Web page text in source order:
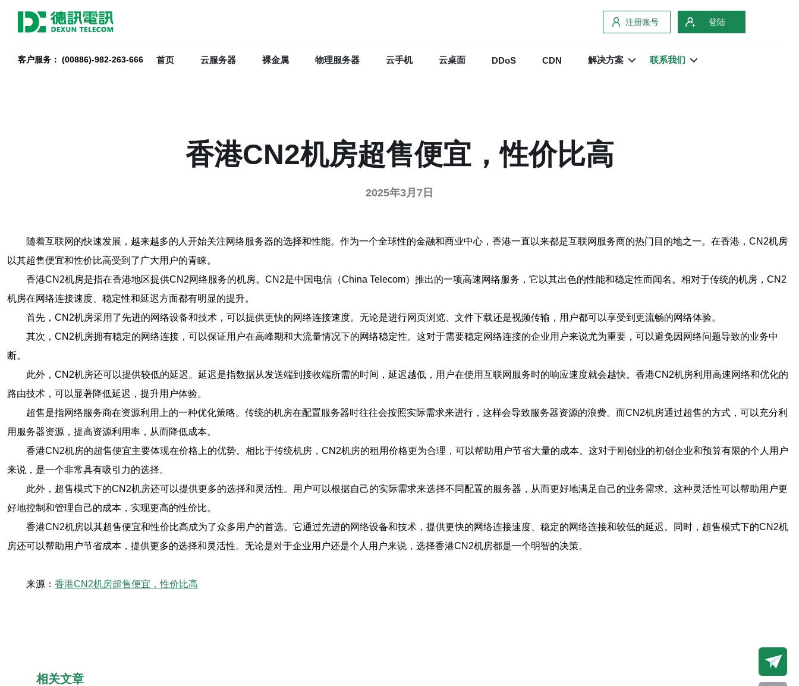
注册账号 登陆
客户服务： (00886)-982-263-666 首页 云服务器 裸金属 物理服务器 云手机 云桌面 DDoS CDN 解决方案 联系我们
香港CN2机房超售便宜，性价比高
2025年3月7日
随着互联网的快速发展，越来越多的人开始关注网络服务器的选择和性能。作为一个全球性的金融和商业中心，香港一直以来都是互联网服务商的热门目的地之一。在香港，CN2机房
以其超售便宜和性价比高受到了广大用户的青睐。
香港CN2机房是指在香港地区提供CN2网络服务的机房。CN2是中国电信（China Telecom）推出的一项高速网络服务，它以其出色的性能和稳定性而闻名。相对于传统的机房，CN2
机房在网络连接速度、稳定性和延迟方面都有明显的提升。
首先，CN2机房采用了先进的网络设备和技术，可以提供更快的网络连接速度。无论是进行网页浏览、文件下载还是视频传输，用户都可以享受到更流畅的网络体验。
其次，CN2机房拥有稳定的网络连接，可以保证用户在高峰期和大流量情况下的网络稳定性。这对于需要稳定网络连接的企业用户来说尤为重要，可以避免因网络问题导致的业务中
断。
此外，CN2机房还可以提供较低的延迟。延迟是指数据从发送端到接收端所需的时间，延迟越低，用户在使用互联网服务时的响应速度就会越快。香港CN2机房利用高速网络和优化的
路由技术，可以显著降低延迟，提升用户体验。
超售是指网络服务商在资源利用上的一种优化策略。传统的机房在配置服务器时往往会按照实际需求来进行，这样会导致服务器资源的浪费。而CN2机房通过超售的方式，可以充分利
用服务器资源，提高资源利用率，从而降低成本。
香港CN2机房的超售便宜主要体现在价格上的优势。相比于传统机房，CN2机房的租用价格更为合理，可以帮助用户节省大量的成本。这对于刚创业的初创企业和预算有限的个人用户
来说，是一个非常具有吸引力的选择。
此外，超售模式下的CN2机房还可以提供更多的选择和灵活性。用户可以根据自己的实际需求来选择不同配置的服务器，从而更好地满足自己的业务需求。这种灵活性可以帮助用户更
好地控制和管理自己的成本，实现更高的性价比。
香港CN2机房以其超售便宜和性价比高成为了众多用户的首选。它通过先进的网络设备和技术，提供更快的网络连接速度、稳定的网络连接和较低的延迟。同时，超售模式下的CN2机
房还可以帮助用户节省成本，提供更多的选择和灵活性。无论是对于企业用户还是个人用户来说，选择香港CN2机房都是一个明智的决策。
来源： 香港CN2机房超售便宜，性价比高
相关文章